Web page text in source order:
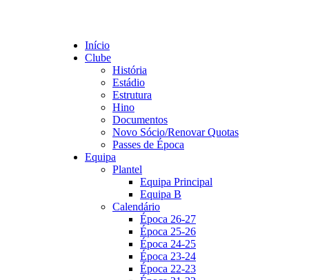
Início
Clube
História
Estádio
Estrutura
Hino
Documentos
Novo Sócio/Renovar Quotas
Passes de Época
Equipa
Plantel
Equipa Principal
Equipa B
Calendário
Época 26-27
Época 25-26
Época 24-25
Época 23-24
Época 22-23